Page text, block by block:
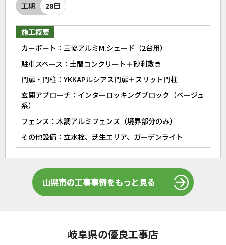
工期 28日
施工概要
カーポート：三協アルミM.シェード（2台用）
駐車スペース：土間コンクリート＋砂利敷き
門扉・門柱：YKKAPルシアス門扉＋スリット門柱
玄関アプローチ：インターロッキングブロック（ベージュ
系）
フェンス：木調アルミフェンス（境界部分のみ）
その他設備：立水栓、芝生エリア、ガーデンライト
山県市の工事事例をもっと見る
岐阜県の優良工事店